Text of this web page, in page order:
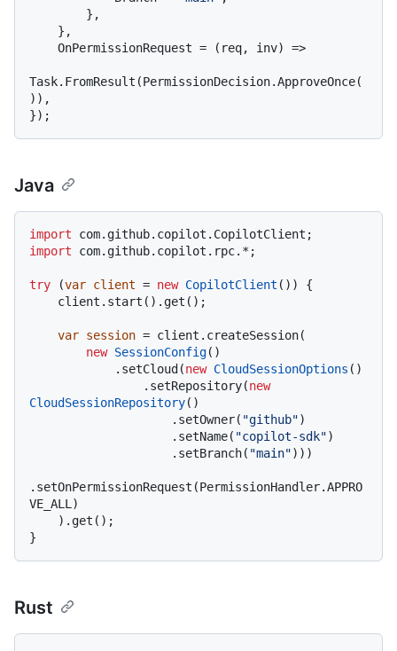
Task.FromResult(PermissionDecision.ApproveOnce(
)),
Java
import
import com.github.copilot.rpc.*;
try (var client = new CopilotClient ()) {
var session = client.createSession(
new SessionConfig()
            .setCloud(
new CloudSessionOptions ()
                .setRepository(
new
CloudSessionRepository()
                    .setOwner(
"github")
                    .setName(
"copilot-sdk")
                    .setBranch(
"main")))
.setOnPermissionRequest(PermissionHandler.APPRO
VE_ALL)
Rust